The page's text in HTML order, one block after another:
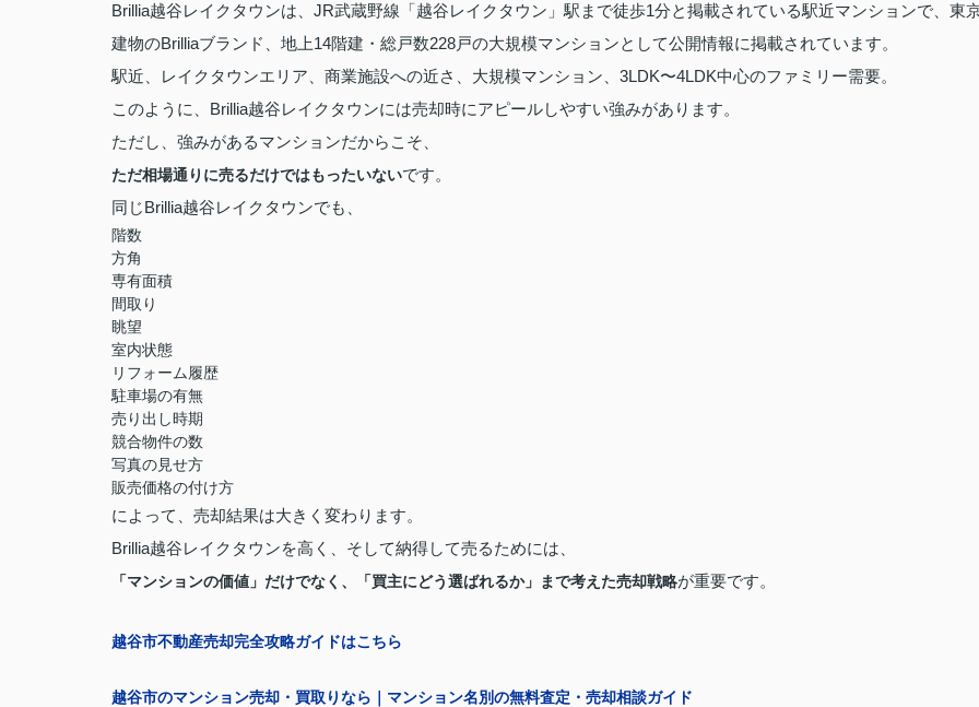
Brillia越谷レイクタウンは、JR武蔵野線「越谷レイクタウン」駅まで徒歩1分と掲載されている駅近マンションで、東
建物のBrilliaブランド、地上14階建・総戸数228戸の大規模マンションとして公開情報に掲載されています。
駅近、レイクタウンエリア、商業施設への近さ、大規模マンション、3LDK〜4LDK中心のファミリー需要。
このように、Brillia越谷レイクタウンには売却時にアピールしやすい強みがあります。
ただし、強みがあるマンションだからこそ、
ただ相場通りに売るだけではもったいないです。
同じBrillia越谷レイクタウンでも、
階数
方角
専有面積
間取り
眺望
室内状態
リフォーム履歴
駐車場の有無
売り出し時期
競合物件の数
写真の見せ方
販売価格の付け方
によって、売却結果は大きく変わります。
Brillia越谷レイクタウンを高く、そして納得して売るためには、
「マンションの価値」だけでなく、「買主にどう選ばれるか」まで考えた売却戦略が重要です。
越谷市不動産売却完全攻略ガイドはこちら
越谷市のマンション売却・買取りなら｜マンション名別の無料査定・売却相談ガイド